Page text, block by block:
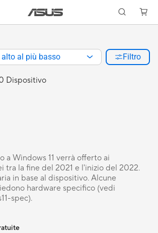
Dispositivo
al più basso Filtro
a Windows 11 verrà offerto ai
tra la fine del 2021 e l'inizio del 2022.
in base al dispositivo. Alcune
hardware specifico (vedi
spec).